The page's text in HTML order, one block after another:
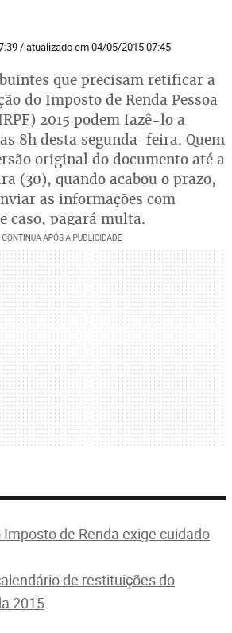
/ atualizado em 04/05/2015 07:45
que precisam retificar a
do Imposto de Renda Pessoa
2015 podem fazê-lo a
8h desta segunda-feira. Quem
original do documento até a
(30), quando acabou o prazo,
as informações com
caso, pagará multa.
de Renda exige cuidado
de restituições do
2015